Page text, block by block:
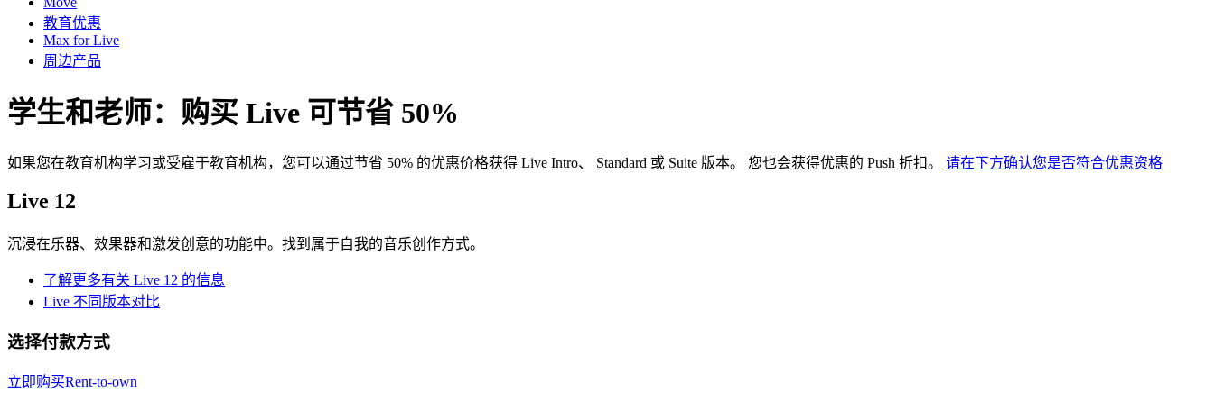
教育优惠
Max for Live
周边产品
学生和老师：购买 Live 可节省 50%
如果您在教育机构学习或受雇于教育机构，您可以通过节省 50% 的优惠价格获得 Live Intro、 Standard 或 Suite 版本。 您也会获得优惠的 Push 折扣。 请在下方确认您是否符合优惠资格
Live 12
沉浸在乐器、效果器和激发创意的功能中。找到属于自我的音乐创作方式。
了解更多有关 Live 12 的信息
Live 不同版本对比
选择付款方式
立即购买Rent-to-own